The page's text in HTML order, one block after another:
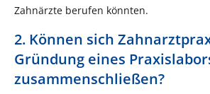
Zahnärzte berufen könnten.
2. Können sich
Gründung eines
zusammenschließen?